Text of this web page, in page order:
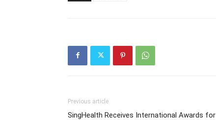
Previous article
SingHealth Receives International Awards for